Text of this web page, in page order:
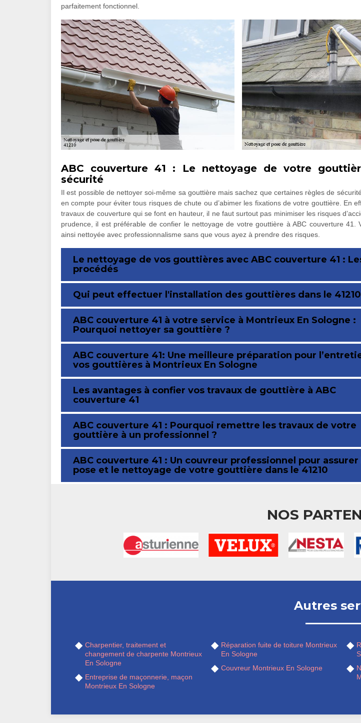
parfaitement fonctionnel.
ABC couverture 41 : Le nettoyage de votre
sécurité
Il est possible de nettoyer soi-même sa gouttière mais sachez que certaines règles de
en compte pour éviter tous risques de chute ou d’abimer les fixations de votre gouttière. En
travaux de couverture qui se font en hauteur, il ne faut surtout pas minimiser les risques
prudence, il est préférable de confier le nettoyage de votre gouttière à ABC couverture 41.
ainsi nettoyée avec professionnalisme sans que vous ayez à prendre des risques.
Le nettoyage de vos gouttières avec ABC couverture 41 :
procédés
Qui peut effectuer l'installation des gouttières dans le
ABC couverture 41 à votre service à Montrieux En Sologne :
Pourquoi nettoyer sa gouttière ?
ABC couverture 41: Une meilleure préparation pour
vos gouttières à Montrieux En Sologne
Les avantages à confier vos travaux de gouttière à ABC
couverture 41
ABC couverture 41 : Pourquoi remettre les travaux de votre
gouttière à un professionnel ?
ABC couverture 41 : Un couvreur professionnel pour assurer
pose et le nettoyage de votre gouttière dans le 41210
NOS
Autres
Charpentier, traitement et
changement de charpente Montrieux
En Sologne
Entreprise de maçonnerie, maçon
Montrieux En Sologne
Réparation fuite de toiture Montrieux
En Sologne
Couvreur Montrieux En Sologne